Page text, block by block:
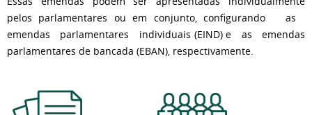
pelos parlamentares ou em conjunto, configurando as
emendas parlamentares individuais (EIND) e as emendas
parlamentares de bancada (EBAN), respectivamente.